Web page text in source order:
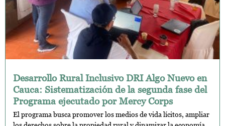
Desarrollo Rural Inclusivo DRI Algo Nuevo en
Cauca: Sistematización de la segunda fase del
Programa ejecutado por Mercy Corps
El programa busca promover los medios de vida lícitos, ampliar